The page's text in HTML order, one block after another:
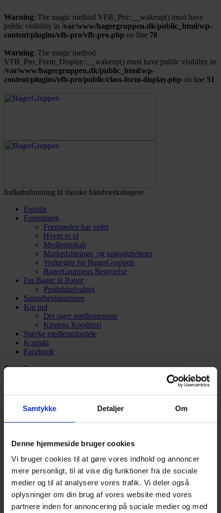
Samtykke Detaljer Om
Denne hjemmeside bruger cookies
Vi bruger cookies til at gøre vores indhold og annoncer
mere personligt, til at vise dig funktioner fra de sociale
medier og til at analysere vores trafik. Vi deler også
oplysninger om din brug af vores website med vores
partnere inden for annoncering på sociale medier og med
Warning: The magic method VFB_Pro::__wakeup() must have
public visibility in /var/www/bagergruppen.dk/public_html/wp-
content/plugins/vfb-pro/vfb-pro.php on line 78
Warning: The magic method
VFB_Pro_Form_Display::__wakeup() must have public visibility in
/var/www/bagergruppen.dk/public_html/wp-
content/plugins/vfb-pro/public/class-form-display.php on line 51
Indkøbsforening til danske håndværksbagere
Forside
Foreningen
Formanden har ordet
Hvem er vi
Medlemsskab
Markedsførings- og salgsaktiviteter
Vedtægter for BagerGruppen
BagerGruppens Bestyrelse
Fra Bager til Bager
Produktudvalget
Samarbejdspartnere
Kig ind
Det siger medlemmerne
Kirstens Konditori
Stærke medlemsfordele
Kontakt
Facebook
BagerGruppen
3969 3077
kontor@bagergruppen.dk
Intranet Login
Bliv Medlem
Username
Password
Remember Me
Lost your password?